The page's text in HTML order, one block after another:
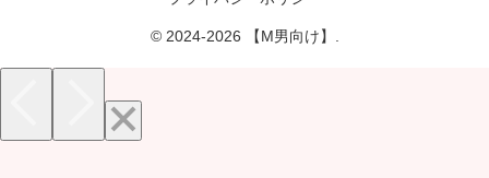
© 2024-2026 【M男向け】.